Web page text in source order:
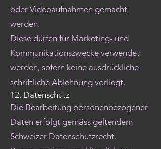
oder Videoaufnahmen gemacht
werden.
Diese dürfen für Marketing- und
Kommunikationszwecke verwendet
werden, sofern keine ausdrückliche
schriftliche Ablehnung vorliegt.
12. Datenschutz
Die Bearbeitung personenbezogener
Daten erfolgt gemäss geltendem
Schweizer Datenschutzrecht.